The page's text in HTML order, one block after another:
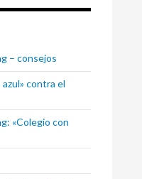
– consejos
contra el
«Colegio con